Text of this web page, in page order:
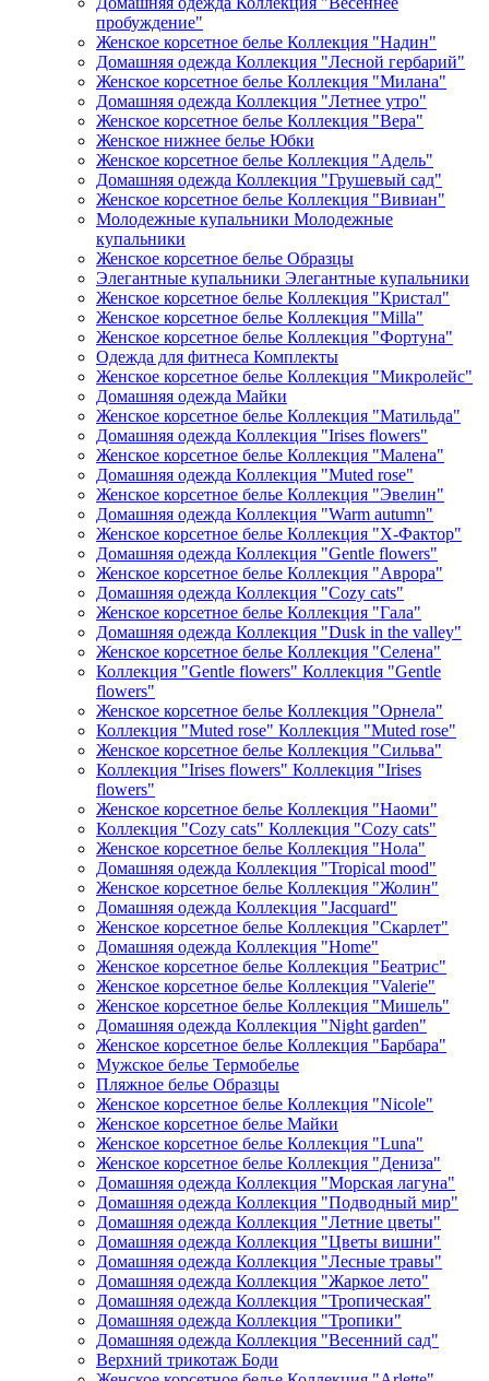
пробуждение"
Женское корсетное белье Коллекция "Надин"
Домашняя одежда Коллекция "Лесной гербарий"
Женское корсетное белье Коллекция "Милана"
Домашняя одежда Коллекция "Летнее утро"
Женское корсетное белье Коллекция "Вера"
Женское нижнее белье Юбки
Женское корсетное белье Коллекция "Адель"
Домашняя одежда Коллекция "Грушевый сад"
Женское корсетное белье Коллекция "Вивиан"
Молодежные купальники Молодежные
купальники
Женское корсетное белье Образцы
Элегантные купальники Элегантные купальники
Женское корсетное белье Коллекция "Кристал"
Женское корсетное белье Коллекция "Milla"
Женское корсетное белье Коллекция "Фортуна"
Одежда для фитнеса Комплекты
Женское корсетное белье Коллекция "Микролейс"
Домашняя одежда Майки
Женское корсетное белье Коллекция "Матильда"
Домашняя одежда Коллекция "Irises flowers"
Женское корсетное белье Коллекция "Малена"
Домашняя одежда Коллекция "Muted rose"
Женское корсетное белье Коллекция "Эвелин"
Домашняя одежда Коллекция "Warm autumn"
Женское корсетное белье Коллекция "Х-Фактор"
Домашняя одежда Коллекция "Gentle flowers"
Женское корсетное белье Коллекция "Аврора"
Домашняя одежда Коллекция "Cozy cats"
Женское корсетное белье Коллекция "Гала"
Домашняя одежда Коллекция "Dusk in the valley"
Женское корсетное белье Коллекция "Селена"
Коллекция "Gentle flowers" Коллекция "Gentle
flowers"
Женское корсетное белье Коллекция "Орнела"
Коллекция "Muted rose" Коллекция "Muted rose"
Женское корсетное белье Коллекция "Сильва"
Коллекция "Irises flowers" Коллекция "Irises
flowers"
Женское корсетное белье Коллекция "Наоми"
Коллекция "Cozy cats" Коллекция "Cozy cats"
Женское корсетное белье Коллекция "Нола"
Домашняя одежда Коллекция "Tropical mood"
Женское корсетное белье Коллекция "Жолин"
Домашняя одежда Коллекция "Jacquard"
Женское корсетное белье Коллекция "Скарлет"
Домашняя одежда Коллекция "Home"
Женское корсетное белье Коллекция "Беатрис"
Женское корсетное белье Коллекция "Valerie"
Женское корсетное белье Коллекция "Мишель"
Домашняя одежда Коллекция "Night garden"
Женское корсетное белье Коллекция "Барбара"
Мужское белье Термобелье
Пляжное белье Образцы
Женское корсетное белье Коллекция "Nicole"
Женское корсетное белье Майки
Женское корсетное белье Коллекция "Luna"
Женское корсетное белье Коллекция "Дениза"
Домашняя одежда Коллекция "Морская лагуна"
Домашняя одежда Коллекция "Подводный мир"
Домашняя одежда Коллекция "Летние цветы"
Домашняя одежда Коллекция "Цветы вишни"
Домашняя одежда Коллекция "Лесные травы"
Домашняя одежда Коллекция "Жаркое лето"
Домашняя одежда Коллекция "Тропическая"
Домашняя одежда Коллекция "Тропики"
Домашняя одежда Коллекция "Весенний сад"
Верхний трикотаж Боди